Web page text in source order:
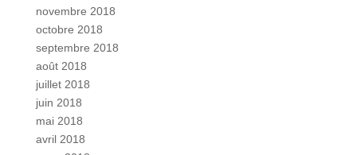
novembre 2018
octobre 2018
septembre 2018
août 2018
juillet 2018
juin 2018
mai 2018
avril 2018